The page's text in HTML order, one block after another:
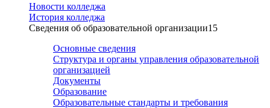
Новости колледжа
История колледжа
Сведения об образовательной организации15
Основные сведения
Структура и органы управления образовательной
организацией
Документы
Образование
Образовательные стандарты и требования